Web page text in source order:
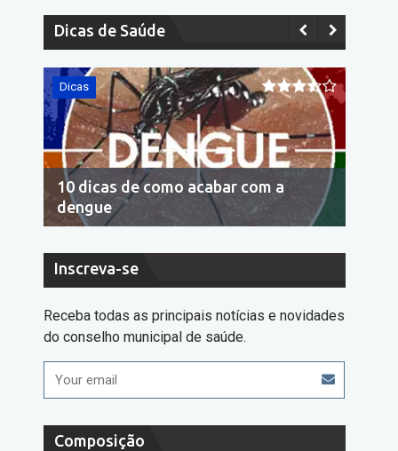
Dicas de Saúde
Dicas
10 dicas de como acabar com a
dengue
Inscreva-se
Receba todas as principais notícias e novidades
do conselho municipal de saúde.
Composição